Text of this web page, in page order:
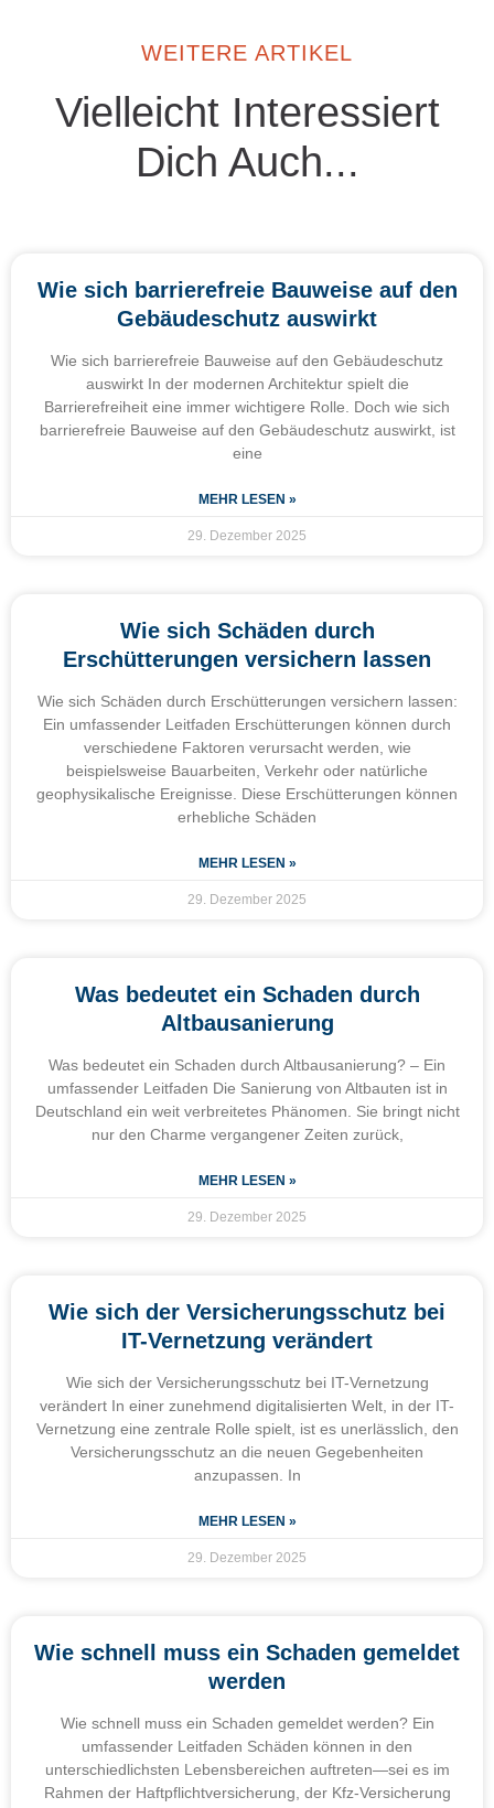
WEITERE ARTIKEL
Vielleicht Interessiert
Dich Auch...
Wie sich barrierefreie Bauweise auf den
Gebäudeschutz auswirkt
Wie sich barrierefreie Bauweise auf den Gebäudeschutz
auswirkt In der modernen Architektur spielt die
Barrierefreiheit eine immer wichtigere Rolle. Doch wie sich
barrierefreie Bauweise auf den Gebäudeschutz auswirkt, ist
eine
MEHR LESEN »
29. Dezember 2025
Wie sich Schäden durch
Erschütterungen versichern lassen
Wie sich Schäden durch Erschütterungen versichern lassen:
Ein umfassender Leitfaden Erschütterungen können durch
verschiedene Faktoren verursacht werden, wie
beispielsweise Bauarbeiten, Verkehr oder natürliche
geophysikalische Ereignisse. Diese Erschütterungen können
erhebliche Schäden
MEHR LESEN »
29. Dezember 2025
Was bedeutet ein Schaden durch
Altbausanierung
Was bedeutet ein Schaden durch Altbausanierung? – Ein
umfassender Leitfaden Die Sanierung von Altbauten ist in
Deutschland ein weit verbreitetes Phänomen. Sie bringt nicht
nur den Charme vergangener Zeiten zurück,
MEHR LESEN »
29. Dezember 2025
Wie sich der Versicherungsschutz bei
IT-Vernetzung verändert
Wie sich der Versicherungsschutz bei IT-Vernetzung
verändert In einer zunehmend digitalisierten Welt, in der IT-
Vernetzung eine zentrale Rolle spielt, ist es unerlässlich, den
Versicherungsschutz an die neuen Gegebenheiten
anzupassen. In
MEHR LESEN »
29. Dezember 2025
Wie schnell muss ein Schaden gemeldet
werden
Wie schnell muss ein Schaden gemeldet werden? Ein
umfassender Leitfaden Schäden können in den
unterschiedlichsten Lebensbereichen auftreten—sei es im
Rahmen der Haftpflichtversicherung, der Kfz-Versicherung